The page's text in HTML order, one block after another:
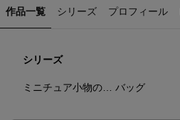
作品一覧 シリーズ プロフィール
シリーズ
バッグ